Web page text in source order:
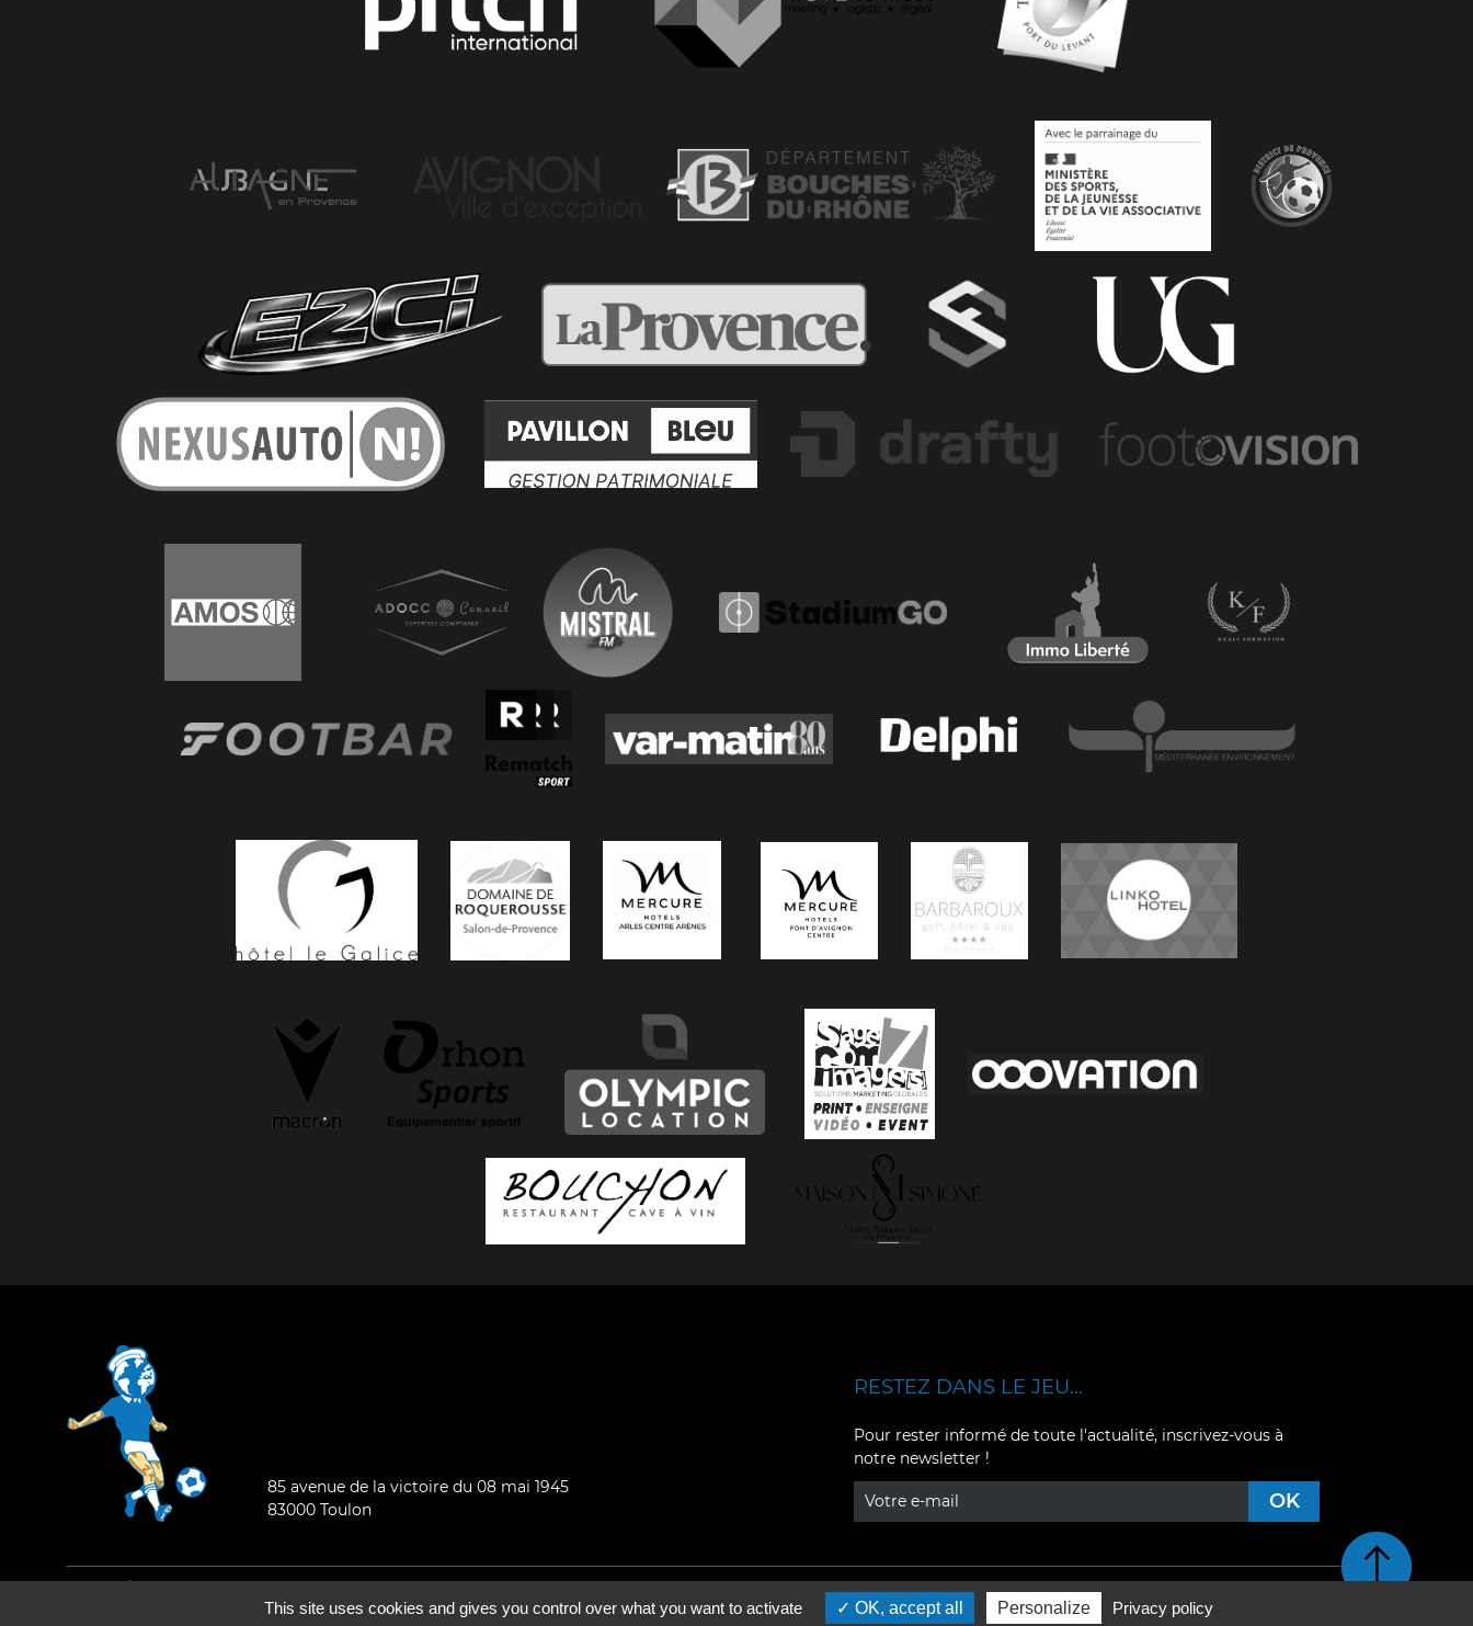
85 avenue de la victoire du 08 mai 1945
83000 Toulon
YouTube
RESTEZ DANS LE JEU...
Pour rester informé de toute l'actualité, inscrivez-vous à
notre newsletter !
Mentions légales-Qui sommes-nous ?
©2026 - Tous droits réservés - Conception :epartenair e
Retour en haut de page
This site uses cookies and gives you control over what you want to activate OK, accept all Personalize Privacy policy